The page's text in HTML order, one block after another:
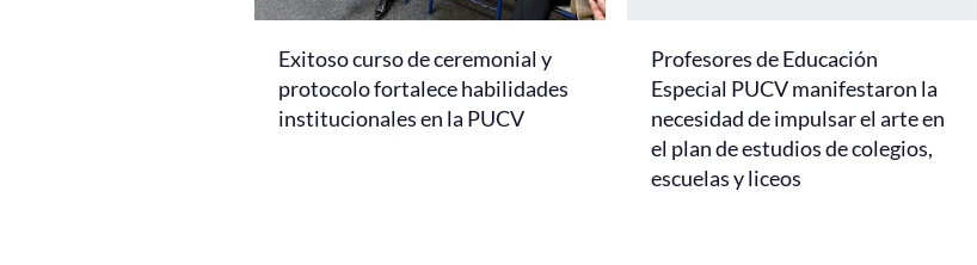
Exitoso curso de ceremonial y
protocolo fortalece habilidades
institucionales en la PUCV
Profesores de Educación
Especial PUCV manifestaron la
necesidad de impulsar el arte en
el plan de estudios de colegios,
escuelas y liceos